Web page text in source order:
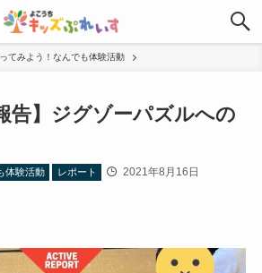
てみよう！なんでも体験活動
告】ジグゾーパズルへの
体験活動 レポート 2021年8月16日